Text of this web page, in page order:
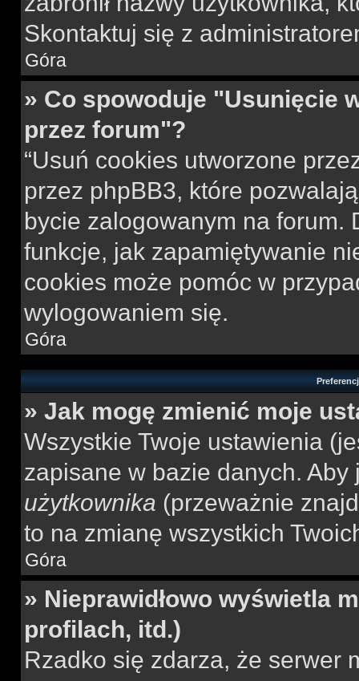
Skontaktuj się z
Góra
» Co spowoduje "Usunięcie
przez forum"?
“Usuń cookies utworzone
przez phpBB3, które
bycie zalogowanym na forum.
funkcje, jak zapamiętywanie
cookies może pomóc w
wylogowaniem się.
Góra
» Jak mogę zmienić moje
Wszystkie Twoje ustawienia
zapisane w bazie danych.
użytkownika (przeważnie
to na zmianę wszystkich
Góra
» Nieprawidłowo wyświetla
profilach, itd.)
Rzadko się zdarza, że serwer